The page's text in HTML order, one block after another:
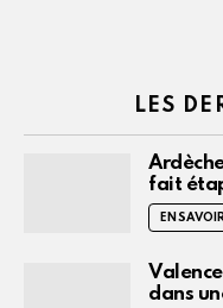
LES
fait
EN
dans